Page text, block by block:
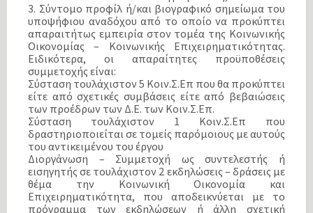
3. Σύντομο προφίλ ή/και βιογραφικό σημείωμα του
υποψήφιου αναδόχου από το οποίο να προκύπτει
απαραιτήτως εμπειρία στον τομέα της Κοινωνικής
Οικονομίας – Κοινωνικής Επιχειρηματικότητας.
Ειδικότερα, οι απαραίτητες προϋποθέσεις
συμμετοχής είναι:
Σύσταση τουλάχιστον 5 Κοιν.Σ.Επ που θα προκύπτει
είτε από σχετικές συμβάσεις είτε από βεβαιώσεις
των προέδρων των Δ.Ε. των Κοιν.Σ.Επ.
Σύσταση τουλάχιστον 1 Κοιν.Σ.Επ που
δραστηριοποιείται σε τομείς παρόμοιους με αυτούς
του αντικειμένου του έργου
Διοργάνωση – Συμμετοχή ως συντελεστής ή
εισηγητής σε τουλάχιστον 2 εκδηλώσεις – δράσεις με
θέμα την Κοινωνική Οικονομία και
Επιχειρηματικότητα, που αποδεικνύεται με το
πρόγραμμα των εκδηλώσεων ή άλλη σχετική